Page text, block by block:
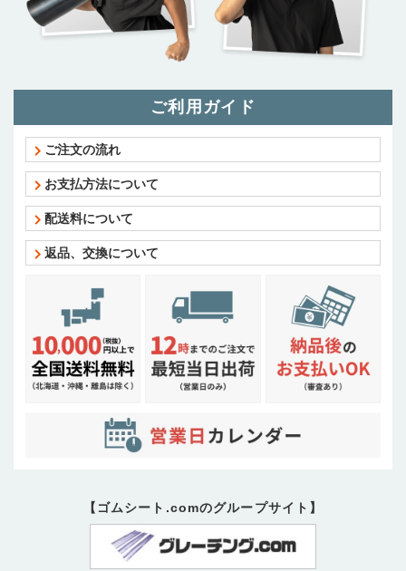
ご利用ガイド
ご注文の流れ
お支払方法について
配送料について
返品、交換について
【ゴムシート.comのグループサイト】